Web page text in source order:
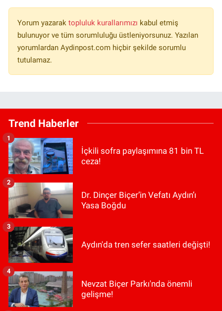
Yorum yazarak topluluk kurallarımızı kabul etmiş
bulunuyor ve tüm sorumluluğu üstleniyorsunuz. Yazılan
yorumlardan Aydinpost.com hiçbir şekilde sorumlu
tutulamaz.
Trend Haberler
İçkili sofra paylaşımına 81 bin TL
ceza!
1
Dr. Dinçer Biçer’in Vefatı Aydın’ı
Yasa Boğdu
2
Aydın'da tren sefer saatleri değişti!
3
Nevzat Biçer Parkı'nda önemli
gelişme!
4